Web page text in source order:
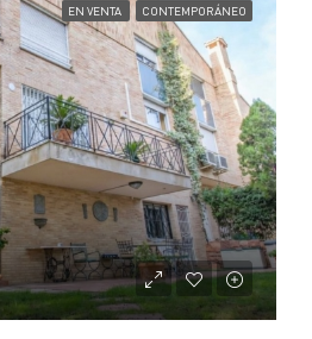
EN VENTA CONTEMPORÁNEO